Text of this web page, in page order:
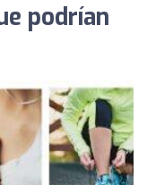
podrían